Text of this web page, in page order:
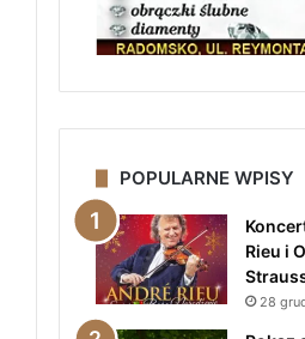
POPULARNE WPISY
Rieu i
28